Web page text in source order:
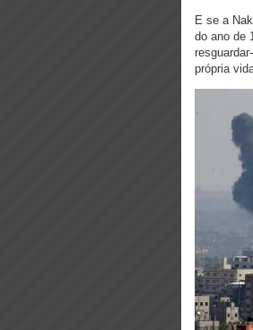
E se a
do ano de
própria